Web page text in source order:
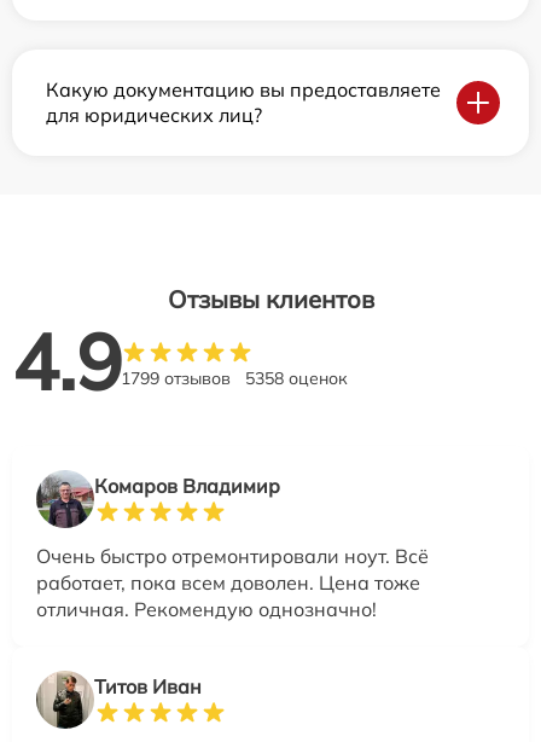
Какую документацию вы предоставляете
для юридических лиц?
Отзывы клиентов
4.91799 отзывов 5358 оценок
Комаров Владимир
Очень быстро отремонтировали ноут. Всё
работает, пока всем доволен. Цена тоже
отличная. Рекомендую однозначно!
Титов Иван